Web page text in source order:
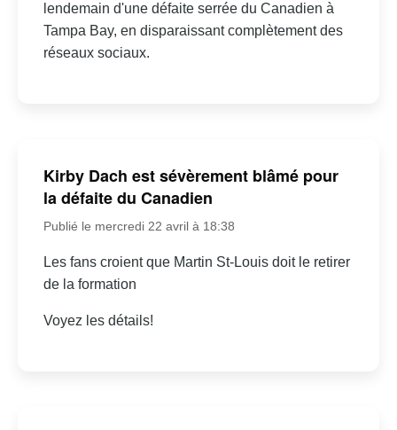
lendemain d'une défaite serrée du Canadien à
Tampa Bay, en disparaissant complètement des
réseaux sociaux.
Kirby Dach est sévèrement blâmé pour
la défaite du Canadien
Publié le mercredi 22 avril à 18:38
Les fans croient que Martin St-Louis doit le retirer
de la formation
Voyez les détails!